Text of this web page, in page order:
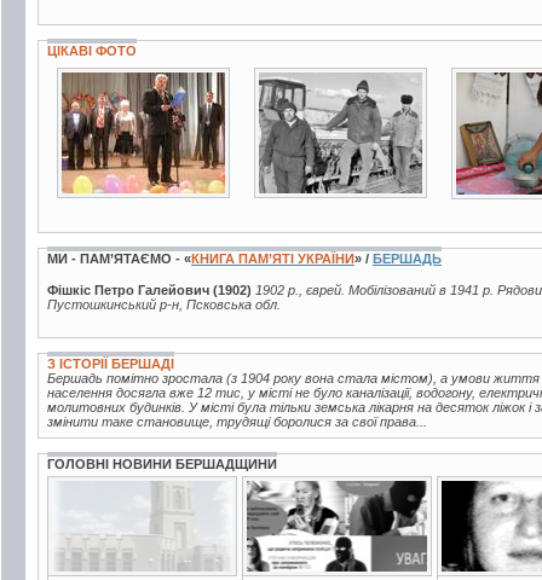
ЦІКАВІ ФОТО
2 фото 8 фото
МИ - ПАМ’ЯТАЄМО - «КНИГА ПАМ’ЯТІ УКРАЇНИ» / БЕРШАДЬ
Фішкіс Петро Галейович (1902) 1902 р., єврей. Мобілізований в 1941 р.
Пустошкинський р-н, Псковська обл.
З ІСТОРІЇ БЕРШАДІ
Бершадь помітно зростала (з 1904 року вона стала містом), а умови
населення досягла вже 12 тис, у місті не було каналізації, водогону,
молитовних будинків. У місті була тільки земська лікарня на десяток ліжок
змінити таке становище, трудящі боролися за свої права...
ГОЛОВНІ НОВИНИ БЕРШАДЩИНИ